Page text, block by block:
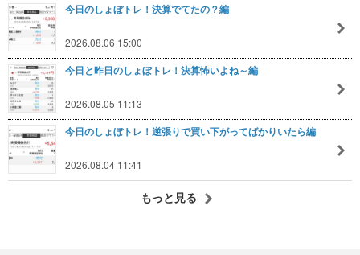
今日のしょぼトレ！決算でてたの？編
2026.08.06 15:00
今日と昨日のしょぼトレ！決算怖いよね～編
2026.08.05 11:13
今日のしょぼトレ！逆張りで買い下がってばかりいたら編
2026.08.04 11:41
もっと見る